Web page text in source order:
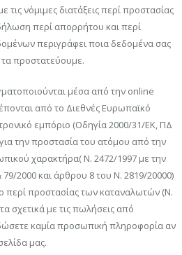
νόμιμες διατάξεις περί προστασίας
περί απορρήτου και περί
περιγράφει ποια δεδομένα σας
προστατεύουμε.
μέσα από την online
από το Διεθνές Ευρωπαϊκό
εμπόριο (Οδηγία 2000/31/ΕΚ, ΠΔ
την προστασία του ατόμου από την
χαρακτήρα( Ν. 2472/1997 με την
2000 και άρθρου 8 του Ν. 2819/20000)
περί προστασίας των καταναλωτών (Ν.
σχετικά με τις πωλήσεις από
καμία προσωπική πληροφορία αν
μας.